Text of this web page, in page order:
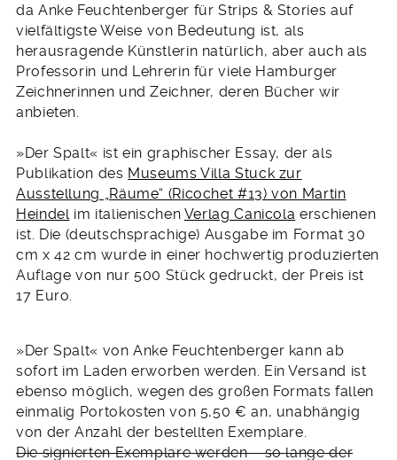
da Anke Feuchtenberger für Strips & Stories auf
vielfältigste Weise von Bedeutung ist, als
herausragende Künstlerin natürlich, aber auch als
Professorin und Lehrerin für viele Hamburger
Zeichnerinnen und Zeichner, deren Bücher wir
anbieten.
»Der Spalt« ist ein graphischer Essay, der als
Publikation des Museums Villa Stuck zur
Ausstellung „Räume“ (Ricochet #13) von Martin
Heindel im italienischen Verlag Canicola erschienen
ist. Die (deutschsprachige) Ausgabe im Format 30
cm x 42 cm wurde in einer hochwertig produzierten
Auflage von nur 500 Stück gedruckt, der Preis ist
17 Euro.
»Der Spalt« von Anke Feuchtenberger kann ab
sofort im Laden erworben werden. Ein Versand ist
ebenso möglich, wegen des großen Formats fallen
einmalig Portokosten von 5,50 € an, unabhängig
von der Anzahl der bestellten Exemplare.
Die signierten Exemplare werden – so lange der